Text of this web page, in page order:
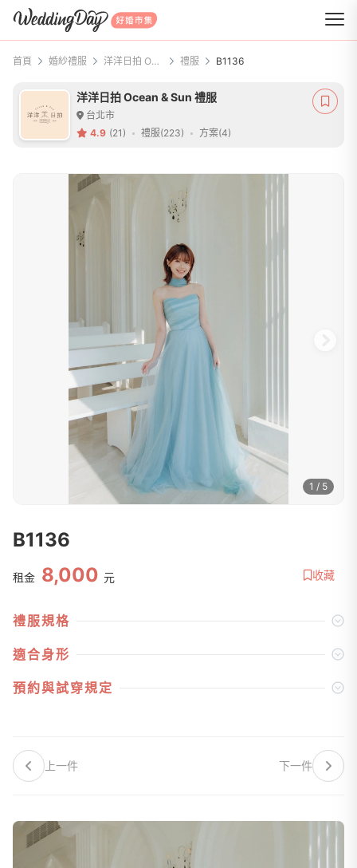
WeddingDay 好婚市集
首頁 婚紗禮服 洋洋日拍 Ocean & Sun 禮服 禮服 B1136
洋洋日拍 Ocean & Sun 禮服
台北市
4.9 (21) 禮服(223) 方案(4)
1 / 5
B1136
租金 8,000 元 收藏
禮服規格
適合身形
預約與試穿規定
上一件 下一件